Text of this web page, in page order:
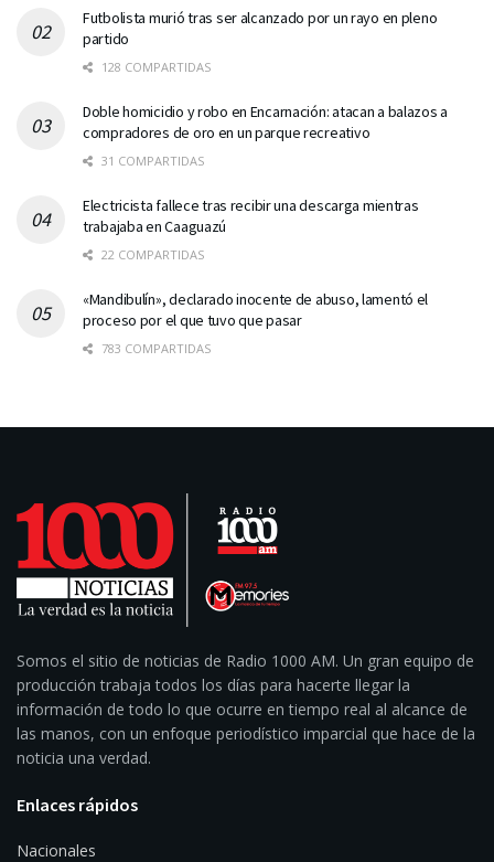
Futbolista murió tras ser alcanzado por un rayo en pleno
partido
128 COMPARTIDAS
Doble homicidio y robo en Encarnación: atacan a balazos a
compradores de oro en un parque recreativo
31 COMPARTIDAS
Electricista fallece tras recibir una descarga mientras
trabajaba en Caaguazú
22 COMPARTIDAS
«Mandibulín», declarado inocente de abuso, lamentó el
proceso por el que tuvo que pasar
783 COMPARTIDAS
Somos el sitio de noticias de Radio 1000 AM. Un gran equipo de
producción trabaja todos los días para hacerte llegar la
información de todo lo que ocurre en tiempo real al alcance de
las manos, con un enfoque periodístico imparcial que hace de la
noticia una verdad.
Enlaces rápidos
Nacionales